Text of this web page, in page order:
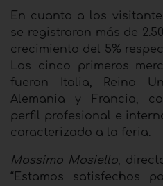
En cuanto a los
se registraron más de
crecimiento del 5%
Los cinco primeros
fueron Italia, Reino
Alemania y Francia,
perfil profesional e
caracterizado a la feria.
Massimo Mosiello,
“Estamos satisfechos